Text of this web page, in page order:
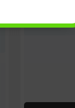
Modello: